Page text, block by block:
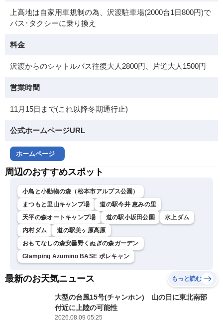
上高地は自家用車規制の為、沢渡駐車場(2000台1日800円)で
バス･タクシーに乗り換え
料金
沢渡からのシャトルバス往復大人2800円、片道大人1500円
営業時間
11月15日まで(これ以降冬期通行止)
公式ホームページURL
ホームページ
周辺のおすすめスポット
小鳥と小動物の森（松本市アルプス公園）
まつもと里山キャンプ場
道の駅今井 恵みの里
天平の森オートキャンプ場
道の駅小坂田公園
水上ダム
内村ダム
道の駅美ヶ原高原
おもてなしの森安曇野くぬぎの森ガーデン
Glamping Azumino BASE ポレキャン
最新のお天気ニュース もっと読む
大型の台風15号(チャンホン) 山の日に東北南部
付近に上陸の可能性
2026.08.09 05:25